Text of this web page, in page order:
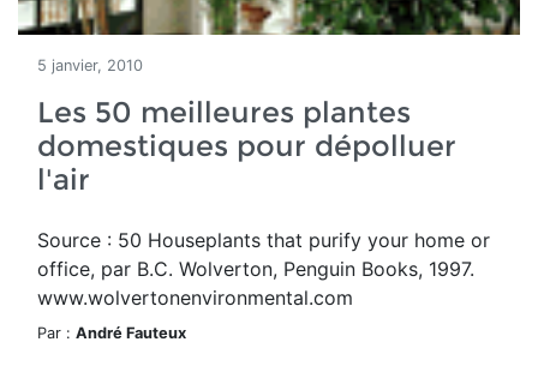
5 janvier, 2010
Les 50 meilleures plantes
domestiques pour dépolluer
l'air
Source : 50 Houseplants that purify your home or
office, par B.C. Wolverton, Penguin Books, 1997.
www.wolvertonenvironmental.com
Par : André Fauteux